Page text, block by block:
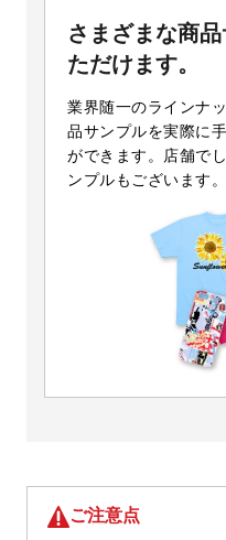
さまざまな商
ただけます。
業界随一のラインナ
品サンプルを実際に
ができます。店舗で
ンプルもございます。
ご注意点